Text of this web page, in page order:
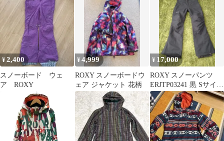
¥2,400
スノーボード ウェ
ア ROXY
¥4,999
ROXY スノーボードウ
ェア ジャケット 花柄
¥ 17,000
ROXY スノーパンツ
ERJTP03241 黒 Sサイズ
Womens